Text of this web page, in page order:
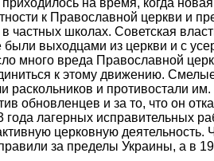
на время, когда
к Православной церкви и
частных школах. Советская
выходцами из церкви и с
много вреда Православной
к этому движению.
и противостали им.
обновленцев и за то, что он
лагерных исправительных
церковную деятельность.
за пределы Украины, а в